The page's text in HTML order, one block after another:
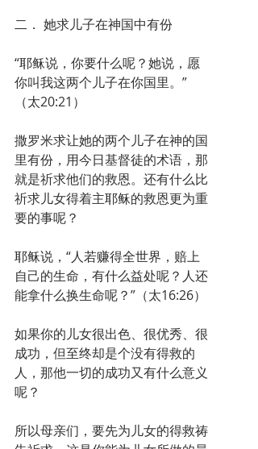
二． 她求儿子在神国中有份
“耶稣说，你要什么呢？她说，愿
你叫我这两个儿子在你国里。”
（太20:21）
撒罗米求让她的两个儿子在神的国
里有份，用今日基督徒的术语，那
就是祈求他们的救恩。还有什么比
祈求儿女得着主耶稣的救恩更为重
要的事呢？
耶稣说，“人若赚得全世界，赔上
自己的生命，有什么益处呢？人还
能拿什么换生命呢？”（太16:26）
如果你的儿女很出色、很优秀、很
成功，但至终却是个没有得救的
人，那他一切的成功又有什么意义
呢？
所以母亲们，要先为儿女的得救祷